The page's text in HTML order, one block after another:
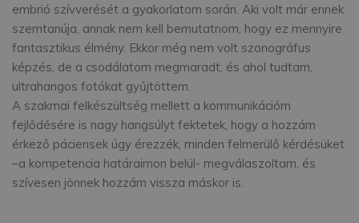
embrió szívverését a gyakorlatom során. Aki volt már ennek
szemtanúja, annak nem kell bemutatnom, hogy ez mennyire
fantasztikus élmény. Ekkor még nem volt szonográfus
képzés, de a csodálatom megmaradt, és ahol tudtam,
ultrahangos fotókat gyűjtöttem.
A szakmai felkészültség mellett a kommunikációm
fejlődésére is nagy hangsúlyt fektetek, hogy a hozzám
érkező páciensek úgy érezzék, minden felmerülő kérdésüket
–a kompetencia határaimon belül- megválaszoltam, és
szívesen jönnek hozzám vissza máskor is.